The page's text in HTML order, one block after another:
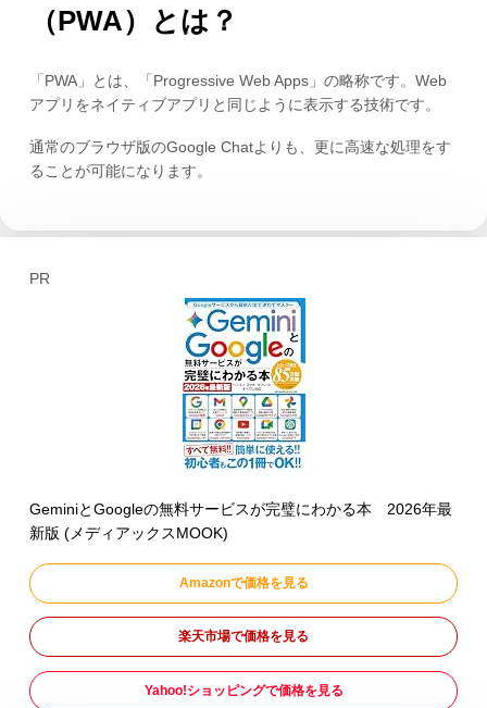
（PWA）とは？
「PWA」とは、「Progressive Web Apps」の略称です。Web
アプリをネイティブアプリと同じように表示する技術です。
通常のブラウザ版のGoogle Chatよりも、更に高速な処理をす
ることが可能になります。
PR
GeminiとGoogleの無料サービスが完璧にわかる本 2026年最
新版 (メディアックスMOOK)
Amazonで価格を見る
楽天市場で価格を見る
Yahoo!ショッピングで価格を見る